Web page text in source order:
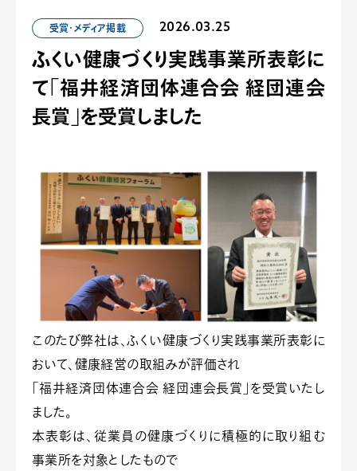
受賞・メディア掲載 2026.03.25
ふくい健康づくり実践事業所表彰に
て「福井経済団体連合会 経団連会
長賞」を受賞しました
このたび弊社は、ふくい健康づくり実践事業所表彰に
おいて、健康経営の取組みが評価され
「福井経済団体連合会 経団連会長賞」を受賞いたし
ました。
本表彰は、従業員の健康づくりに積極的に取り組む
事業所を対象としたもので